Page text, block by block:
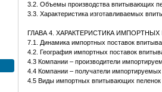
3.2. Объемы производства впитывающих
3.3. Характеристика изготавливаемых
ГЛАВА 4. ХАРАКТЕРИСТИКА
7.1. Динамика импортных поставок
4.2. География импортных поставок
4.3 Компании – производители
4.4 Компании – получатели
4.5 Виды импортных впитывающих пеленок